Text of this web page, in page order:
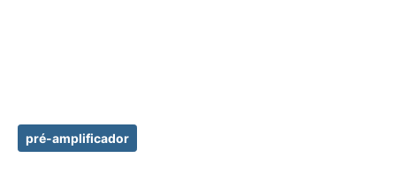
pré-amplificador